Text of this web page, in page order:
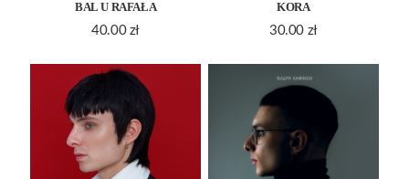
BAL U RAFAŁA
40.00 zł
KORA
30.00 zł